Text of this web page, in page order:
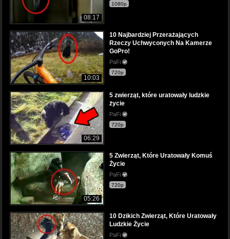
08:17
1080p
10:03
10 Najbardziej Przerażających
Rzeczy Uchwyconych Na Kamerze
GoPro!
PaFi
720p
06:29
5 zwierząt, które uratowały ludzkie
życie
PaFi
720p
05:26
5 Zwierząt, Które Uratowały Komuś
Życie
PaFi
720p
10 Dzikich Zwierząt, Które Uratowały
Ludzkie Życie
PaFi